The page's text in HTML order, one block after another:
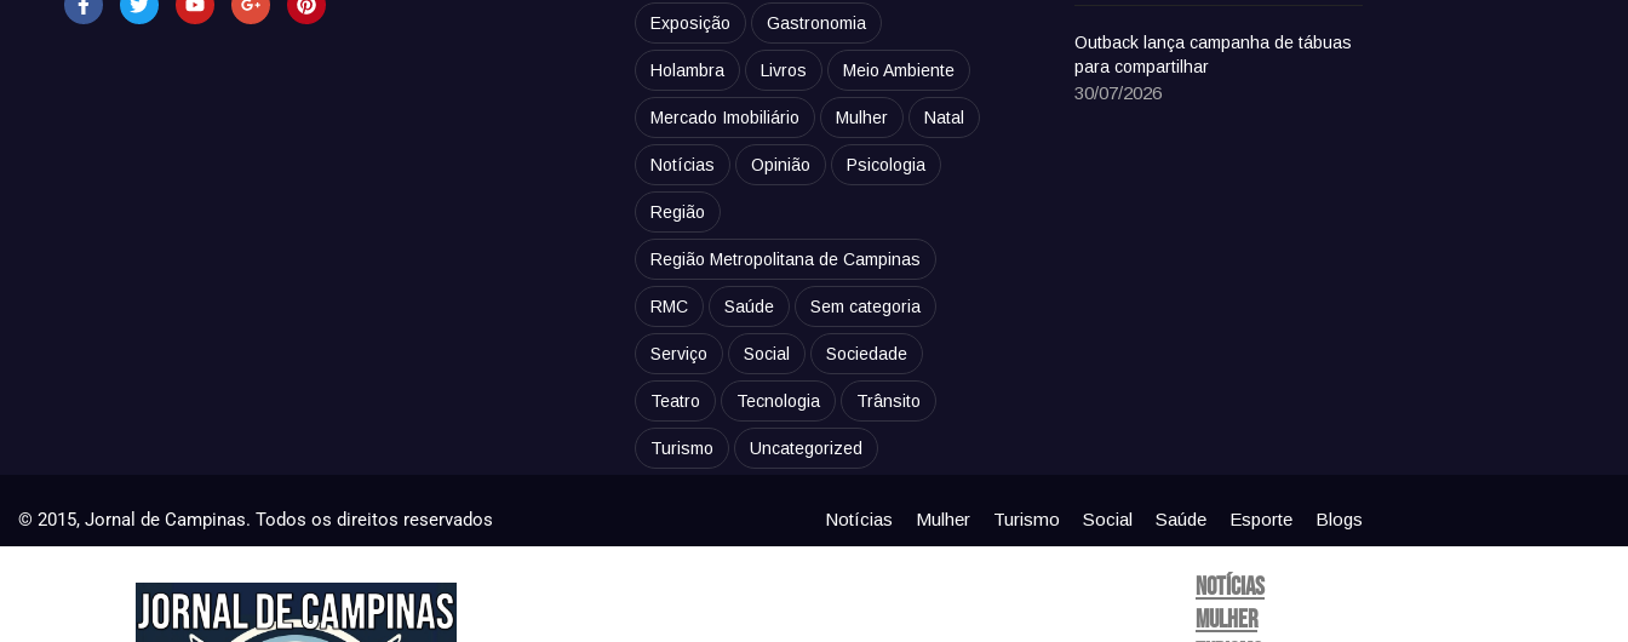
Exposição Gastronomia
Holambra Livros Meio Ambiente
Mercado Imobiliário Mulher Natal
Notícias Opinião Psicologia
Região
Região Metropolitana de Campinas
RMC Saúde Sem categoria
Serviço Social Sociedade
Teatro Tecnologia Trânsito
Turismo Uncategorized
Outback lança campanha de tábuas
para compartilhar
30/07/2026
© 2015, Jornal de Campinas. Todos os direitos reservados Notícias Mulher Turismo Social Saúde Esporte Blogs
Notícias
Mulher